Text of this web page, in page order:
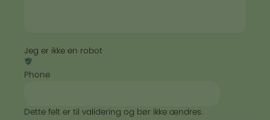
Jeg er ikke en robot
Phone
Dette felt er til validering og bør ikke ændres.